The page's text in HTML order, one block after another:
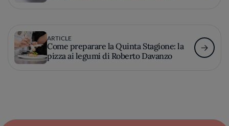
ARTICLE
Come preparare la Quinta Stagione: la
pizza ai legumi di Roberto Davanzo